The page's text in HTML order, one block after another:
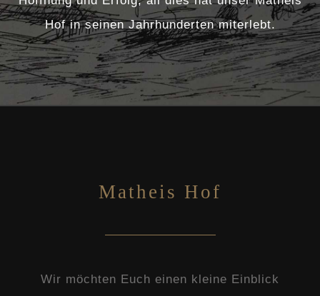
Hof in seinen Jahrhunderten miterlebt.
Matheis Hof
Wir möchten Euch einen kleine Einblick